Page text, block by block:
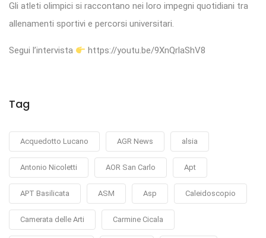
Gli atleti olimpici si raccontano nei loro impegni quotidiani tra
allenamenti sportivi e percorsi universitari.
Segui l’intervista https://youtu.be/9XnQrlaShV8
Tag
Acquedotto Lucano AGR News alsia
Antonio Nicoletti AOR San Carlo Apt
APT Basilicata ASM Asp Caleidoscopio
Camerata delle Arti Carmine Cicala